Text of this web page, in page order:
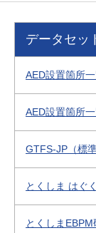
データセッ
AED設置箇所
AED設置箇所
GTFS-JP（標
とくしま はぐ
とくしま